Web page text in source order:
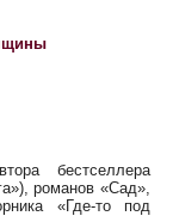
бестселлера
романов «Сад»,
«Где-то под